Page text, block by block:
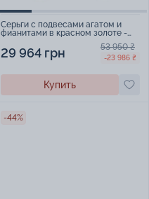
Серьги с подвесами агатом и
фианитами в красном золоте -
29 964 грн 53 950 ₴
-23 986 ₴
Купить
-44%